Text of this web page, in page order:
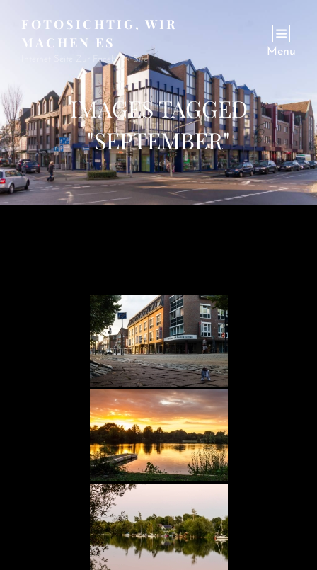
FOTOSICHTIG, WIR
MACHEN ES
Internet Seite Zur Facebook Site
Menu
IMAGES TAGGED
"SEPTEMBER"